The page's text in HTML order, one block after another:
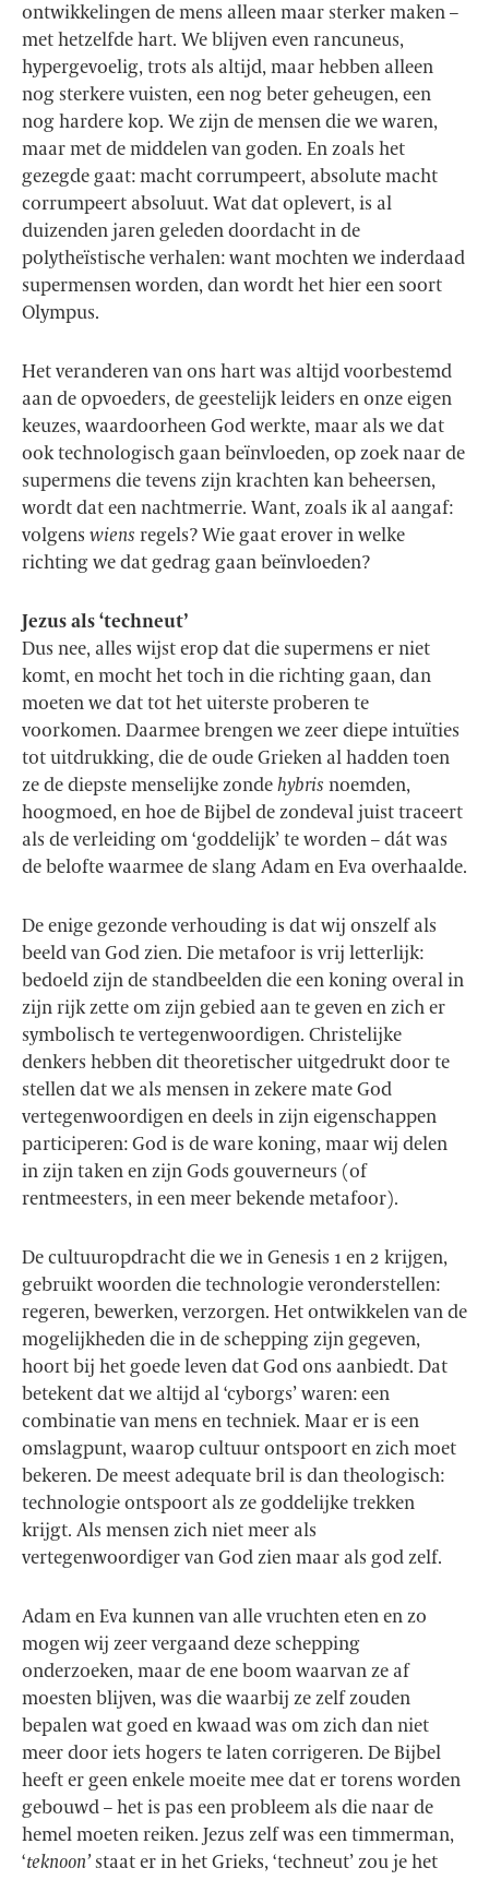
ontwikkelingen de mens alleen maar sterker maken –
met hetzelfde hart. We blijven even rancuneus,
hypergevoelig, trots als altijd, maar hebben alleen
nog sterkere vuisten, een nog beter geheugen, een
nog hardere kop. We zijn de mensen die we waren,
maar met de middelen van goden. En zoals het
gezegde gaat: macht corrumpeert, absolute macht
corrumpeert absoluut. Wat dat oplevert, is al
duizenden jaren geleden doordacht in de
polytheïstische verhalen: want mochten we inderdaad
supermensen worden, dan wordt het hier een soort
Olympus.
Het veranderen van ons hart was altijd voorbestemd
aan de opvoeders, de geestelijk leiders en onze eigen
keuzes, waardoorheen God werkte, maar als we dat
ook technologisch gaan beïnvloeden, op zoek naar de
supermens die tevens zijn krachten kan beheersen,
wordt dat een nachtmerrie. Want, zoals ik al aangaf:
volgens wiens regels? Wie gaat erover in welke
richting we dat gedrag gaan beïnvloeden?
Jezus als ‘techneut’
Dus nee, alles wijst erop dat die supermens er niet
komt, en mocht het toch in die richting gaan, dan
moeten we dat tot het uiterste proberen te
voorkomen. Daarmee brengen we zeer diepe intuïties
tot uitdrukking, die de oude Grieken al hadden toen
ze de diepste menselijke zondehybris noemden,
hoogmoed, en hoe de Bijbel de zondeval juist traceert
als de verleiding om ‘goddelijk’ te worden – dát was
de belofte waarmee de slang Adam en Eva overhaalde.
De enige gezonde verhouding is dat wij onszelf als
beeld van God zien. Die metafoor is vrij letterlijk:
bedoeld zijn de standbeelden die een koning overal in
zijn rijk zette om zijn gebied aan te geven en zich er
symbolisch te vertegenwoordigen. Christelijke
denkers hebben dit theoretischer uitgedrukt door te
stellen dat we als mensen in zekere mate God
vertegenwoordigen en deels in zijn eigenschappen
participeren: God is de ware koning, maar wij delen
in zijn taken en zijn Gods gouverneurs (of
rentmeesters, in een meer bekende metafoor).
De cultuuropdracht die we in Genesis 1 en 2 krijgen,
gebruikt woorden die technologie veronderstellen:
regeren, bewerken, verzorgen. Het ontwikkelen van de
mogelijkheden die in de schepping zijn gegeven,
hoort bij het goede leven dat God ons aanbiedt. Dat
betekent dat we altijd al ‘cyborgs’ waren: een
combinatie van mens en techniek. Maar er is een
omslagpunt, waarop cultuur ontspoort en zich moet
bekeren. De meest adequate bril is dan theologisch:
technologie ontspoort als ze goddelijke trekken
krijgt. Als mensen zich niet meer als
vertegenwoordiger van God zien maar als god zelf.
Adam en Eva kunnen van alle vruchten eten en zo
mogen wij zeer vergaand deze schepping
onderzoeken, maar de ene boom waarvan ze af
moesten blijven, was die waarbij ze zelf zouden
bepalen wat goed en kwaad was om zich dan niet
meer door iets hogers te laten corrigeren. De Bijbel
heeft er geen enkele moeite mee dat er torens worden
gebouwd – het is pas een probleem als die naar de
hemel moeten reiken. Jezus zelf was een timmerman,
‘teknoon’staat er in het Grieks, ‘techneut’ zou je het